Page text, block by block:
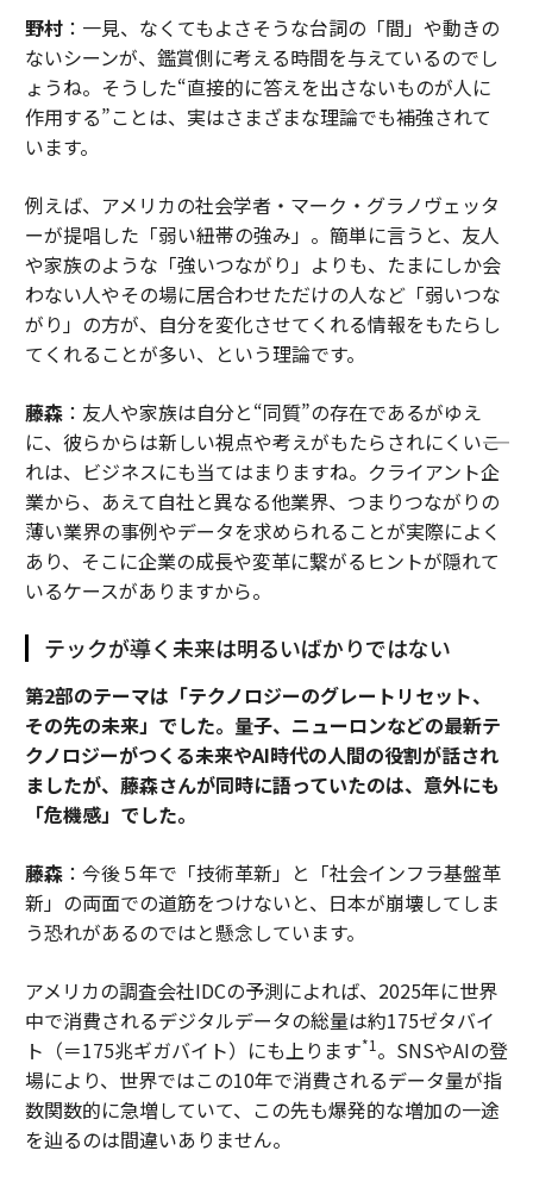
野村：一見、なくてもよさそうな台詞の「間」や動きの
ないシーンが、鑑賞側に考える時間を与えているのでし
ょうね。そうした“直接的に答えを出さないものが人に
作用する”ことは、実はさまざまな理論でも補強されて
います。
例えば、アメリカの社会学者・マーク・グラノヴェッタ
ーが提唱した「弱い紐帯の強み」。簡単に言うと、友人
や家族のような「強いつながり」よりも、たまにしか会
わない人やその場に居合わせただけの人など「弱いつな
がり」の方が、自分を変化させてくれる情報をもたらし
てくれることが多い、という理論です。
藤森：友人や家族は自分と“同質”の存在であるがゆえ
に、彼らからは新しい視点や考えがもたらされにくい――こ
れは、ビジネスにも当てはまりますね。クライアント企
業から、あえて自社と異なる他業界、つまりつながりの
薄い業界の事例やデータを求められることが実際によく
あり、そこに企業の成長や変革に繋がるヒントが隠れて
いるケースがありますから。
テックが導く未来は明るいばかりではない
――第2部のテーマは「テクノロジーのグレートリセット、
その先の未来」でした。量子、ニューロンなどの最新テ
クノロジーがつくる未来やAI時代の人間の役割が話され
ましたが、藤森さんが同時に語っていたのは、意外にも
「危機感」でした。
藤森：今後５年で「技術革新」と「社会インフラ基盤革
新」の両面での道筋をつけないと、日本が崩壊してしま
う恐れがあるのではと懸念しています。
アメリカの調査会社IDCの予測によれば、2025年に世界
中で消費されるデジタルデータの総量は約175ゼタバイ
ト（＝175兆ギガバイト）にも上ります*1 。SNSやAIの登
場により、世界ではこの10年で消費されるデータ量が指
数関数的に急増していて、この先も爆発的な増加の一途
を辿るのは間違いありません。